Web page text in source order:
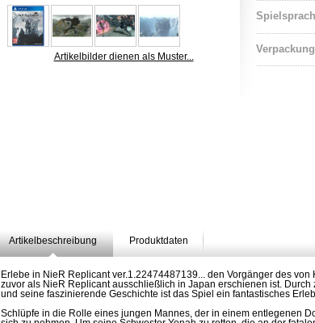
Artikelbilder dienen als Muster...
Artikelbeschreibung
Produktdaten
Erlebe in NieR Replicant ver.1.22474487139... den Vorgänger des
zuvor als NieR Replicant ausschließlich in Japan erschienen ist.
und seine faszinierende Geschichte ist das Spiel ein fantastisches
Schlüpfe in die Rolle eines jungen Mannes, der in einem entlegenen